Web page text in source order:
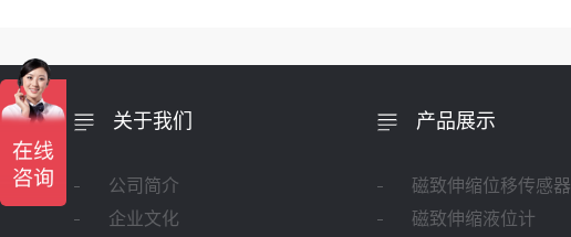
关于我们
公司简介
企业文化
产品展示
磁致伸缩位移传感器
磁致伸缩液位计